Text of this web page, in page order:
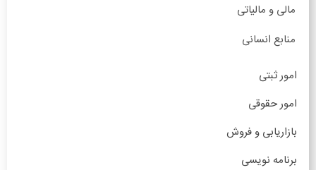
مالی و مالیاتی
منابع انسانی
امور ثبتی
امور حقوقی
بازاریابی و فروش
برنامه نویسی